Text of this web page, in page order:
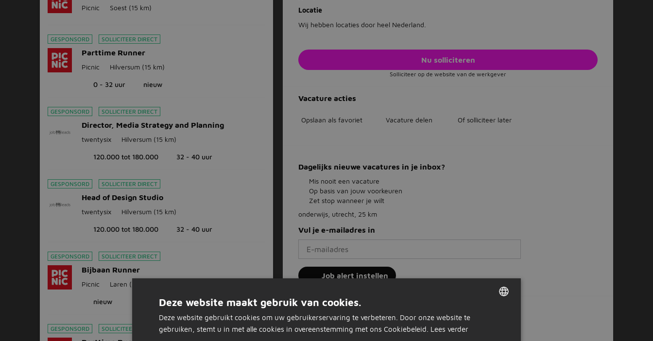
Picnic Soest (15 km)
GESPONSORD SOLLICITEER DIRECT
Parttime Runner
Picnic Hilversum (15 km)
0 - 32 uur nieuw
GESPONSORD SOLLICITEER DIRECT
Director, Media Strategy and Planning
twentysix Hilversum (15 km)
120.000 tot 180.000 32 - 40 uur
GESPONSORD SOLLICITEER DIRECT
Head of Design Studio
twentysix Hilversum (15 km)
120.000 tot 180.000 32 - 40 uur
GESPONSORD SOLLICITEER DIRECT
Bijbaan Runner
Picnic Laren (20 km)
nieuw
GESPONSORD SOLLICITEER DIRECT
Locatie
Wij hebben locaties door heel Nederland.
Nu solliciteren
Solliciteer op de website van de werkgever
Vacature acties
Opslaan als favoriet Vacature delen Of solliciteer later
Dagelijks nieuwe vacatures in je inbox?
Mis nooit een vacature
Op basis van jouw voorkeuren
Zet stop wanneer je wilt
onderwijs, utrecht, 25 km
Vul je e-mailadres in
Job alert instellen
Oud-Zuilen Utrecht Onderwijs
Deze website maakt gebruik van cookies.
Deze website gebruikt cookies om uw gebruikerservaring te verbeteren. Door onze website te
gebruiken, stemt u in met alle cookies in overeenstemming met ons Cookiebeleid. Lees verder